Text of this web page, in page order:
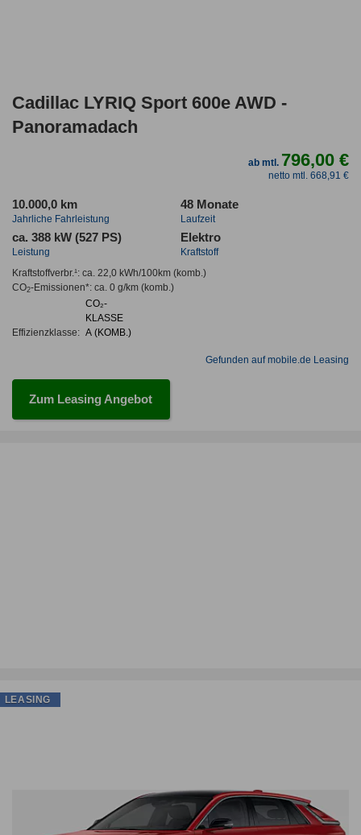
Cadillac LYRIQ Sport 600e AWD -
Panoramadach
ab mtl. 796,00 €
netto mtl. 668,91 €
10.000,0 km
Jahrliche Fahrleistung
48 Monate
Laufzeit
ca. 388 kW (527 PS)
Leistung
Elektro
Kraftstoff
Kraftstoffverbr.¹: ca. 22,0 kWh/100km(komb.)
CO2-Emissionen*: ca. 0 g/km(komb.)
Effizienzklasse:
CO₂-
KLASSE
A (KOMB.)
Gefunden auf mobile.de Leasing
Zum Leasing Angebot
LEASING